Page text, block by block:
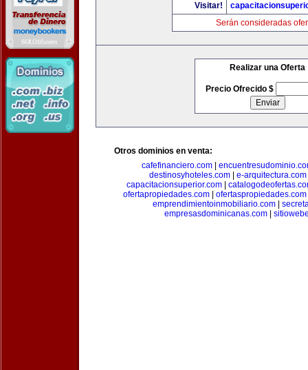
Visitar!
Serán consideradas
Realizar una Oferta
Precio Ofrecido $
Otros dominios en venta:
cafefinanciero.com
destinosyhoteles.com
e-arquitectura.com
capacitacionsuperior.com
ofertapropiedades.com
ofertaspropiedades.com
emprendimientoinmobiliario.com|
empresasdominicanas.com|